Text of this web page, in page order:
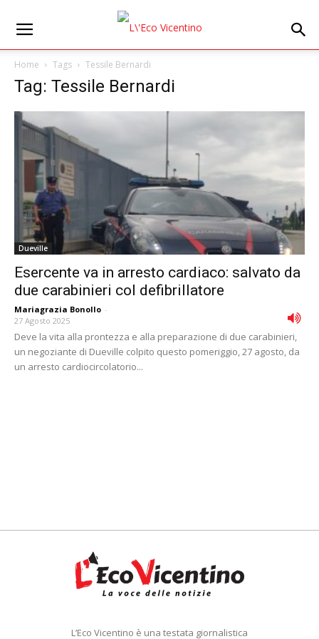
Home Tags Tessile Bernardi
Tag: Tessile Bernardi
Dueville
Esercente va in arresto cardiaco: salvato da
due carabinieri col defibrillatore
Mariagrazia Bonollo -
27 Agosto 2025
Deve la vita alla prontezza e alla preparazione di due carabinieri,
un negoziante di Dueville colpito questo pomeriggio, 27 agosto, da
un arresto cardiocircolatorio...
L’Eco Vicentino è una testata giornalistica